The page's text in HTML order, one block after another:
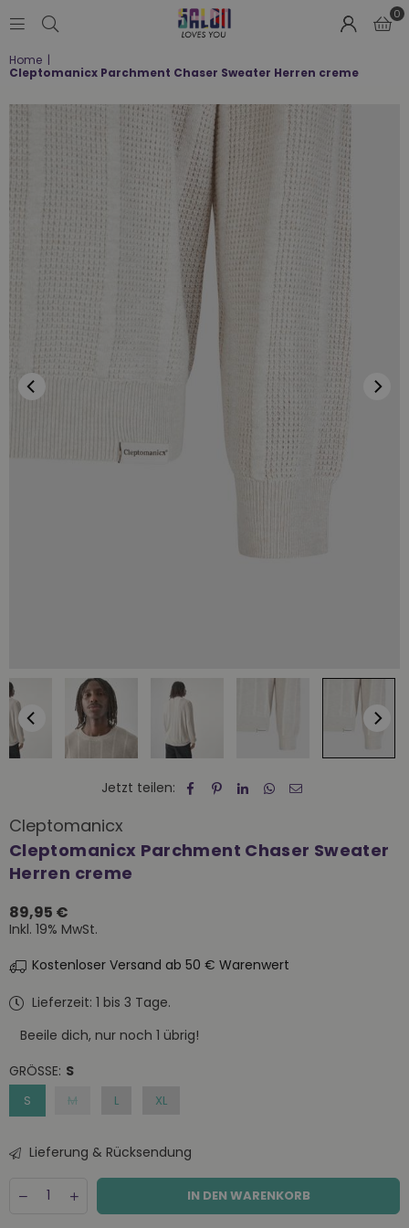
LOVES
YOU
;-)
0
Home |
Cleptomanicx Parchment Chaser Sweater Herren creme
Jetzt teilen:
Cleptomanicx
Cleptomanicx Parchment Chaser Sweater
Herren creme
Normaler
Preis
89,95 €
Inkl. 19% MwSt.
Kostenloser Versand ab 50 € Warenwert
Lieferzeit: 1 bis 3 Tage.
Beeile dich, nur noch 1 übrig!
GRÖSSE: S
S M L XL
Lieferung & Rücksendung
DecreaseIncrease
quantity
IN DEN WARENKORB